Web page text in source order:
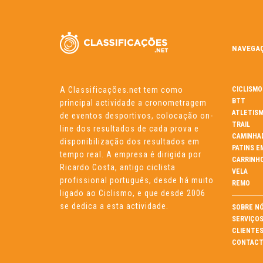
A Classificações.net tem como
principal actividade a cronometragem
de eventos desportivos, colocação on-
line dos resultados de cada prova e
disponibilização dos resultados em
tempo real. A empresa é dirigida por
Ricardo Costa, antigo ciclista
profissional português, desde há muito
ligado ao Ciclismo, e que desde 2006
se dedica a esta actividade.
CICLISMO
BTT
TRAIL
PATINS
VELA
REMO
SOBRE
SERVIÇOS
CLIENTES